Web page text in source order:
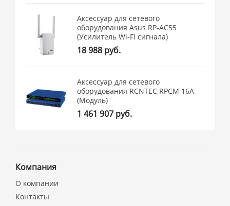
Аксессуар для сетевого
оборудования Asus RP-AC55
(Усилитель Wi-Fi сигнала)
18 988 руб.
Аксессуар для сетевого
оборудования RCNTEC RPCM 16A
(Модуль)
1 461 907 руб.
Компания
О компании
Контакты